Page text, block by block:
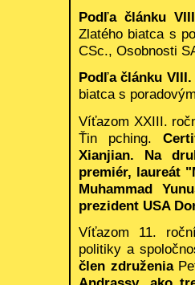
Podľa článku
Zlatého biatca s
CSc., Osobnosti
Podľa článku
biatca s
Víťazom XXIII.
Ťin pching.
Xianjian. Na
premiér, laureát
Muhammad
prezident USA
Víťazom 11.
politiky a
člen združenia